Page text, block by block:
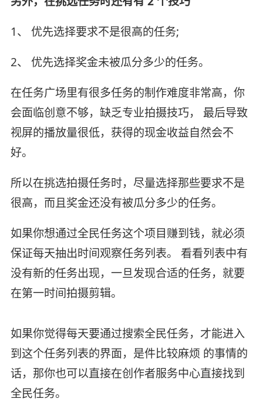
1、 优先选择要求不是很高的任务;
2、 优先选择奖金未被瓜分多少的任务。
在任务广场里有很多任务的制作难度非常高，你
会面临创意不够，缺乏专业拍摄技巧， 最后导致
视屏的播放量很低，获得的现金收益自然会不
好。
所以在挑选拍摄任务时，尽量选择那些要求不是
很高，而且奖金还没有被瓜分多少的任务。
如果你想通过全民任务这个项目赚到钱，就必须
保证每天抽出时间观察任务列表。 看看列表中有
没有新的任务出现，一旦发现合适的任务，就要
在第一时间拍摄剪辑。
如果你觉得每天要通过搜索全民任务，才能进入
到这个任务列表的界面，是件比较麻烦 的事情的
话，那你也可以直接在创作者服务中心直接找到
全民任务。